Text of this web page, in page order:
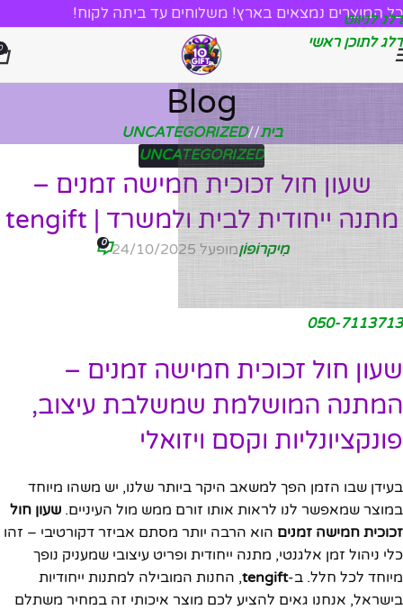
דלג לניווט
דלג לתוכן ראשי
כל המוצרים נמצאים בארץ! משלוחים עד ביתה לקוח!
Blog
בית/
UNCATEGORIZED
UNCATEGORIZED
שעון חול זכוכית חמישה זמנים –
מתנה ייחודית לבית ולמשרד | tengift
מִיקרוֹפוֹןמופעל 24/10/2025 0
050-7113713
שעון חול זכוכית חמישה זמנים –
המתנה המושלמת שמשלבת עיצוב,
פונקציונליות וקסם ויזואלי
בעידן שבו הזמן הפך למשאב היקר ביותר שלנו, יש משהו מיוחד
במוצר שמאפשר לנו לראות אותו זורם ממש מול העיניים. שעון חול
זכוכית חמישה זמנים הוא הרבה יותר מסתם אביזר דקורטיבי – זהו
כלי ניהול זמן אלגנטי, מתנה ייחודית ופריט עיצובי שמעניק נופך
מיוחד לכל חלל. ב-tengift, החנות המובילה למתנות ייחודיות
בישראל, אנחנו גאים להציע לכם מוצר איכותי זה במחיר משתלם